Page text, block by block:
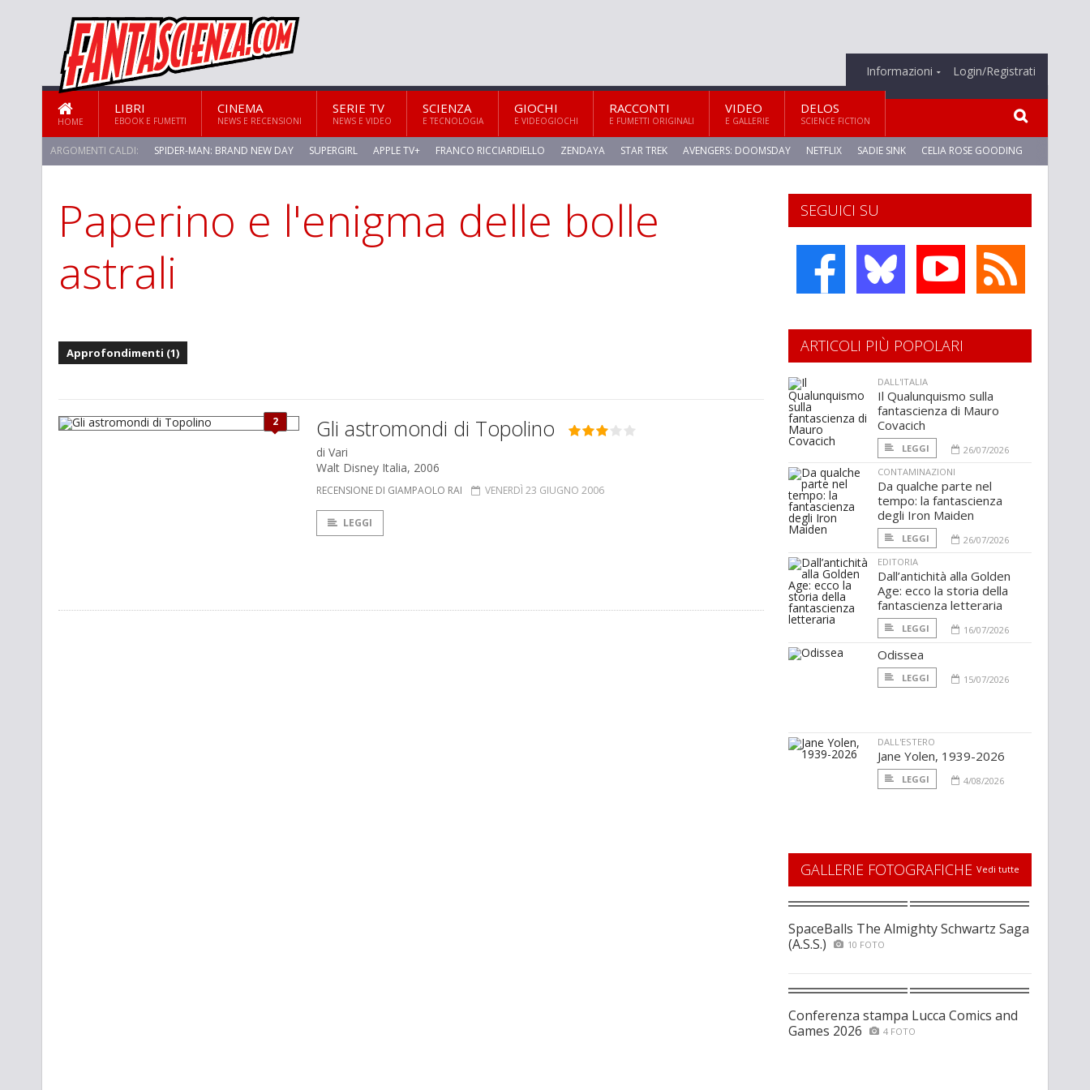
Informazioni Login/Registrati
HOME
LIBRI
EBOOK E FUMETTI
CINEMA
NEWS E RECENSIONI
SERIE TV
NEWS E VIDEO
SCIENZA
E TECNOLOGIA
GIOCHI
E VIDEOGIOCHI
RACCONTI
E FUMETTI ORIGINALI
VIDEO
E GALLERIE
DELOS
SCIENCE FICTION
ARGOMENTI CALDI: SPIDER-MAN: BRAND NEW DAY SUPERGIRL APPLE TV+ FRANCO RICCIARDIELLO ZENDAYA STAR TREK AVENGERS: DOOMSDAY NETFLIX SADIE SINK CELIA ROSE GOODING
Paperino e l'enigma delle bolle
astrali
Approfondimenti (1)
2 Gli astromondi di Topolino
di Vari
Walt Disney Italia, 2006
RECENSIONE DI GIAMPAOLO RAI VENERDÌ 23 GIUGNO 2006
LEGGI
SEGUICI SU
ARTICOLI PIÙ POPOLARI
DALL'ITALIA
Il Qualunquismo sulla
fantascienza di Mauro
Covacich
LEGGI
26/07/2026
CONTAMINAZIONI
Da qualche parte nel
tempo: la fantascienza
degli Iron Maiden
LEGGI
26/07/2026
EDITORIA
Dall’antichità alla Golden
Age: ecco la storia della
fantascienza letteraria
LEGGI 16/07/2026
Odissea
LEGGI 15/07/2026
DALL'ESTERO
Jane Yolen, 1939-2026
LEGGI 4/08/2026
GALLERIE FOTOGRAFICHE Vedi tutte
SpaceBalls The Almighty Schwartz Saga
(A.S.S.)
10 FOTO
Conferenza stampa Lucca Comics and
Games 2026
4 FOTO